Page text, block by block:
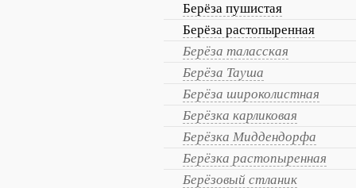
Берёза пушистая
Берёза растопыренная
Берёза таласская
Берёза Тауша
Берёза широколистная
Берёзка карликовая
Берёзка Миддендорфа
Берёзка растопыренная
Берёзовый стланик